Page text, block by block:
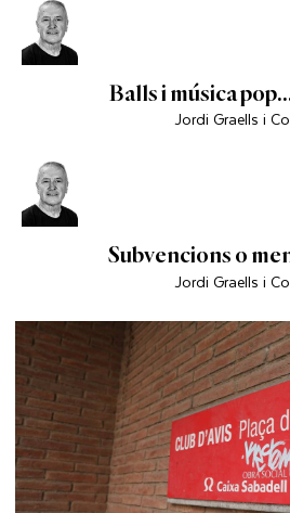
Balls i música
Jordi Graells i
Subvencions o
Jordi Graells i